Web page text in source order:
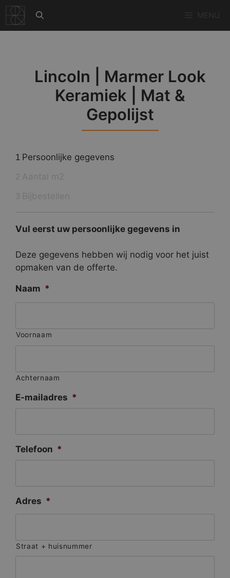
naar
de
Lincoln | Marmer Look
Keramiek | Mat &
Gepolijst
1 Persoonlijke gegevens
Vul eerst uw persoonlijke gegevens in
Deze gegevens hebben wij nodig voor het juist
opmaken van de offerte.
Naam *
Voornaam
Achternaam
E-mailadres *
Telefoon *
Adres *
Straat + huisnummer